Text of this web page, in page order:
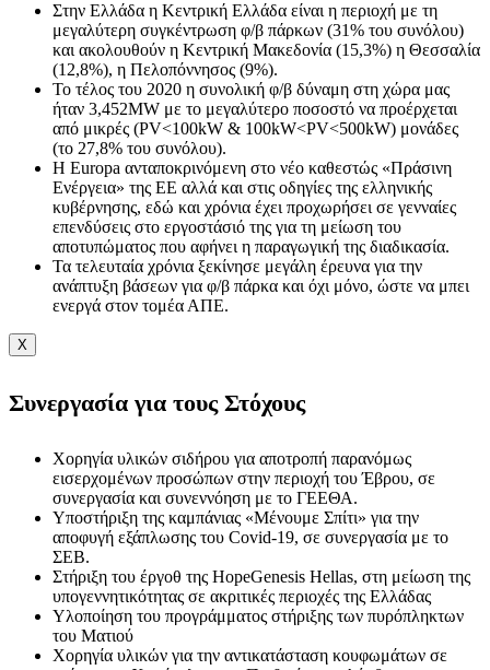
Στην Ελλάδα η Κεντρική Ελλάδα είναι η περιοχή με τη
μεγαλύτερη συγκέντρωση φ/β πάρκων (31% του συνόλου)
και ακολουθούν η Κεντρική Μακεδονία (15,3%) η Θεσσαλία
(12,8%), η Πελοπόννησος (9%).
Το τέλος του 2020 η συνολική φ/β δύναμη στη χώρα μας
ήταν 3,452ΜW με το μεγαλύτερο ποσοστό να προέρχεται
από μικρές (PV<100kW & 100kW<PV<500kW) μονάδες
(το 27,8% του συνόλου).
Η Εuropa ανταποκρινόμενη στο νέο καθεστώς «Πράσινη
Ενέργεια» της ΕΕ αλλά και στις οδηγίες της ελληνικής
κυβέρνησης, εδώ και χρόνια έχει προχωρήσει σε γενναίες
επενδύσεις στο εργοστάσιό της για τη μείωση του
αποτυπώματος που αφήνει η παραγωγική της διαδικασία.
Τα τελευταία χρόνια ξεκίνησε μεγάλη έρευνα για την
ανάπτυξη βάσεων για φ/β πάρκα και όχι μόνο, ώστε να μπει
ενεργά στον τομέα ΑΠΕ.
X
Συνεργασία για τους Στόχους
Χορηγία υλικών σιδήρου για αποτροπή παρανόμως
εισερχομένων προσώπων στην περιοχή του Έβρου, σε
συνεργασία και συνεννόηση με το ΓΕΕΘΑ.
Υποστήριξη της καμπάνιας «Μένουμε Σπίτι» για την
αποφυγή εξάπλωσης του Covid-19, σε συνεργασία με το
ΣΕΒ.
Στήριξη του έργοθ της HopeGenesis Hellas, στη μείωση της
υπογεννητικότητας σε ακριτικές περιοχές της Ελλάδας
Υλοποίηση του προγράμματος στήριξης των πυρόπληκτων
του Ματιού
Χορηγία υλικών για την αντικατάσταση κουφωμάτων σε